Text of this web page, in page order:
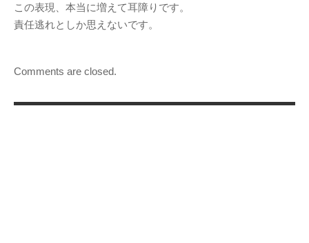
この表現、本当に増えて耳障りです。
責任逃れとしか思えないです。
Comments are closed.